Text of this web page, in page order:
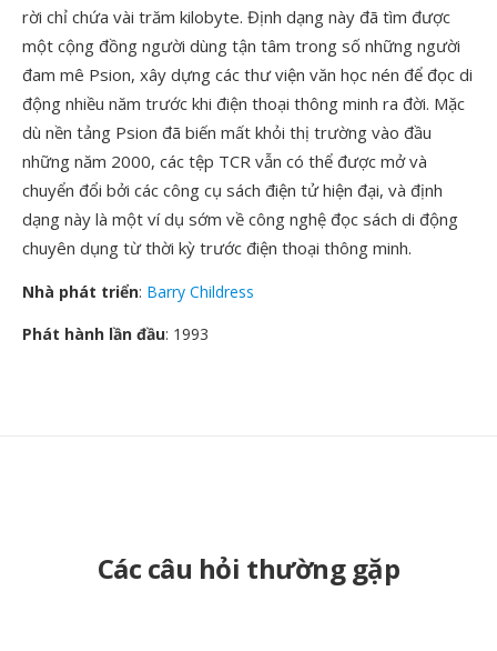
rời chỉ chứa vài trăm kilobyte. Định dạng này đã tìm được
một cộng đồng người dùng tận tâm trong số những người
đam mê Psion, xây dựng các thư viện văn học nén để đọc di
động nhiều năm trước khi điện thoại thông minh ra đời. Mặc
dù nền tảng Psion đã biến mất khỏi thị trường vào đầu
những năm 2000, các tệp TCR vẫn có thể được mở và
chuyển đổi bởi các công cụ sách điện tử hiện đại, và định
dạng này là một ví dụ sớm về công nghệ đọc sách di động
chuyên dụng từ thời kỳ trước điện thoại thông minh.
Nhà phát triển: Barry Childress
Phát hành lần đầu: 1993
Các câu hỏi thường gặp